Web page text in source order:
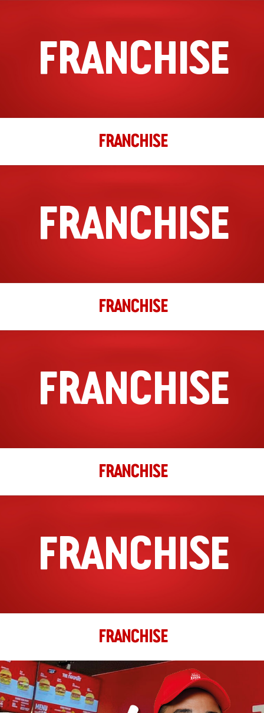
FRANCHISE
FRANCHISE
FRANCHISE
FRANCHISE
FRANCHISE
FRANCHISE
FRANCHISE
FRANCHISE